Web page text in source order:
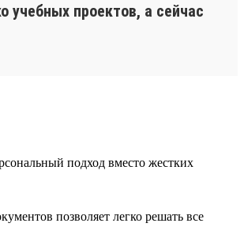
учебных проектов, а сейчас
подход вместо жестких
позволяет легко решать все